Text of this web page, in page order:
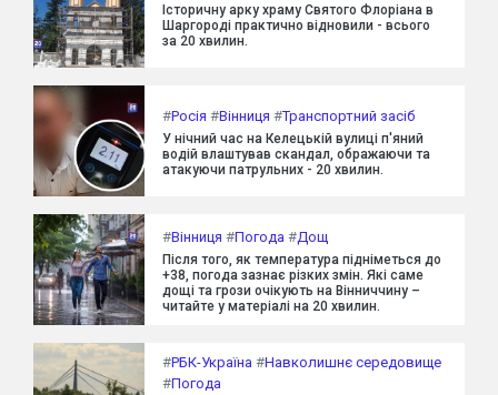
Історичну арку храму Святого Флоріана в
Шаргороді практично відновили - всього
за 20 хвилин.
#Росія #Вінниця #Транспортний засіб
У нічний час на Келецькій вулиці п'яний
водій влаштував скандал, ображаючи та
атакуючи патрульних - 20 хвилин.
#Вінниця #Погода #Дощ
Після того, як температура підніметься до
+38, погода зазнає різких змін. Які саме
дощі та грози очікують на Вінниччину –
читайте у матеріалі на 20 хвилин.
#РБК-Україна #Навколишнє середовище
#Погода